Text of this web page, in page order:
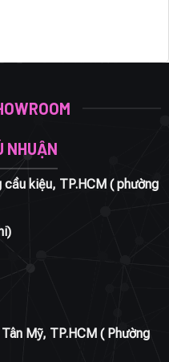
NHUẬN
kiệu, TP.HCM ( phường
Mỹ, TP.HCM ( Phường